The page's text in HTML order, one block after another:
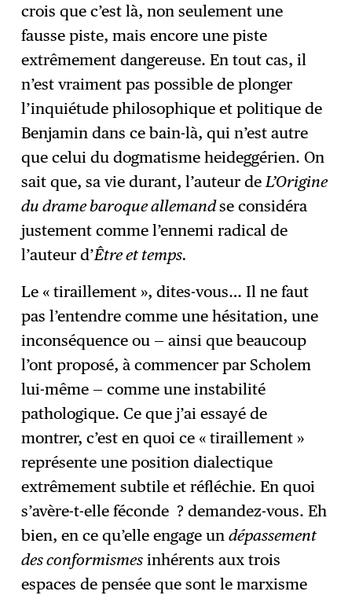
crois que c’est là, non seulement une
fausse piste, mais encore une piste
extrêmement dangereuse. En tout cas, il
n’est vraiment pas possible de plonger
l’inquiétude philosophique et politique de
Benjamin dans ce bain-là, qui n’est autre
que celui du dogmatisme heideggérien. On
sait que, sa vie durant, l’auteur deL’Origine
du drame baroque allemandse considéra
justement comme l’ennemi radical de
l’auteur d’Être et temps.
Le « tiraillement », dites-vous… Il ne faut
pas l’entendre comme une hésitation, une
inconséquence ou — ainsi que beaucoup
l’ont proposé, à commencer par Scholem
lui-même — comme une instabilité
pathologique. Ce que j’ai essayé de
montrer, c’est en quoi ce « tiraillement »
représente une position dialectique
extrêmement subtile et réfléchie. En quoi
s’avère-t-elle féconde ? demandez-vous. Eh
bien, en ce qu’elle engage undépassement
des conformismes inhérents aux trois
espaces de pensée que sont le marxisme